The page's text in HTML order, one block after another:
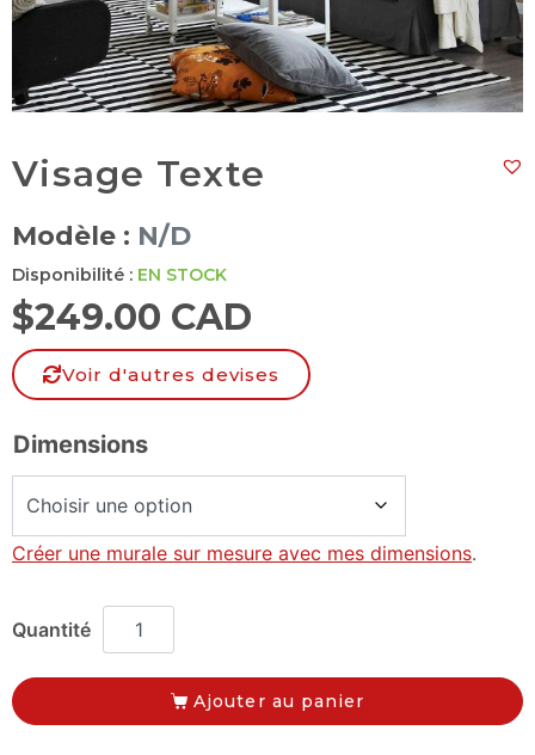
Visage Texte
Modèle : N/D
Disponibilité : EN STOCK
$249.00 CAD
Voir d'autres devises
Dimensions
Créer une murale sur mesure avec mes dimensions.
Ajouter au panier